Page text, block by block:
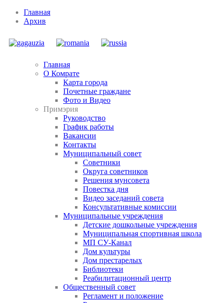
Главная
Архив
Главная
О Комрате
Карта города
Почетные граждане
Фото и Видео
Примэрия
Руководство
График работы
Вакансии
Контакты
Муниципальный совет
Советники
Округа советников
Решения мунсовета
Повестка дня
Видео заседаний совета
Консультативные комиссии
Муниципальные учреждения
Детские дошкольные учреждения
Муниципальная спортивная школа
МП СУ-Канал
Дом культуры
Дом престарелых
Библиотеки
Реабилитационный центр
Общественный совет
Регламент и положение